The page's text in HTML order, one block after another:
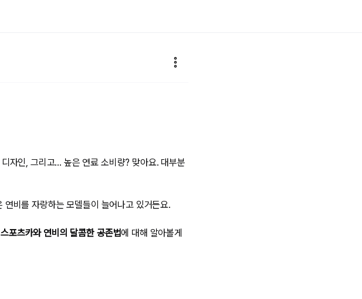
자인, 그리고... 높은 연료 소비량? 맞아요. 대부분
비를 자랑하는 모델들이 늘어나고 있거든요.
스포츠카와 연비의 달콤한 공존법에 대해 알아볼게